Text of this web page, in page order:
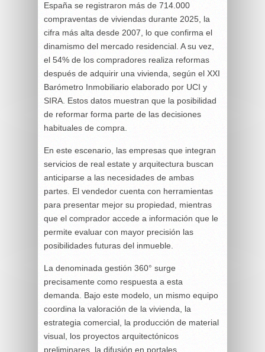
España se registraron más de 714.000
compraventas de viviendas durante 2025, la
cifra más alta desde 2007, lo que confirma el
dinamismo del mercado residencial. A su vez,
el 54% de los compradores realiza reformas
después de adquirir una vivienda, según el XXI
Barómetro Inmobiliario elaborado por UCI y
SIRA. Estos datos muestran que la posibilidad
de reformar forma parte de las decisiones
habituales de compra.
En este escenario, las empresas que integran
servicios de real estate y arquitectura buscan
anticiparse a las necesidades de ambas
partes. El vendedor cuenta con herramientas
para presentar mejor su propiedad, mientras
que el comprador accede a información que le
permite evaluar con mayor precisión las
posibilidades futuras del inmueble.
La denominada gestión 360° surge
precisamente como respuesta a esta
demanda. Bajo este modelo, un mismo equipo
coordina la valoración de la vivienda, la
estrategia comercial, la producción de material
visual, los proyectos arquitectónicos
preliminares, la difusión en portales